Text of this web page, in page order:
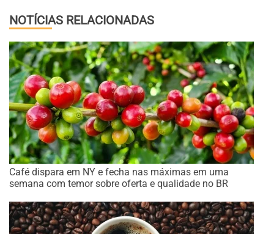
NOTÍCIAS RELACIONADAS
Café dispara em NY e fecha nas máximas em uma
semana com temor sobre oferta e qualidade no BR